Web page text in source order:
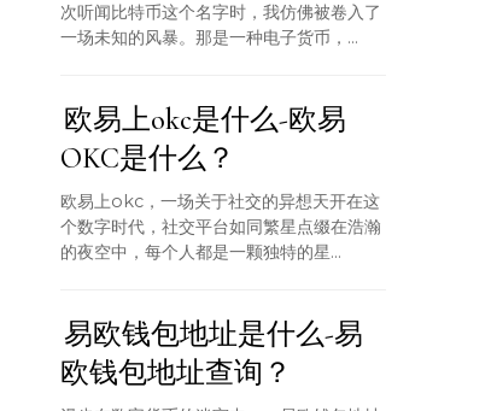
次听闻比特币这个名字时，我仿佛被卷入了
一场未知的风暴。那是一种电子货币，...
欧易上okc是什么-欧易
OKC是什么？
欧易上okc，一场关于社交的异想天开在这
个数字时代，社交平台如同繁星点缀在浩瀚
的夜空中，每个人都是一颗独特的星...
易欧钱包地址是什么-易
欧钱包地址查询？